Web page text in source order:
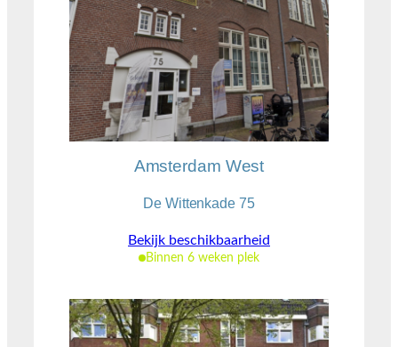
Amsterdam West
De Wittenkade 75
Bekijk beschikbaarheid
Binnen 6 weken plek